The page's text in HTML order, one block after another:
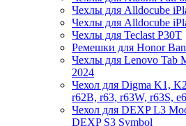
Чехлы для Alldocube
Чехлы для Alldocube
Чехлы для Teclast P30T
Ремешки для Honor
Чехлы для Lenovo Tab
2024
Чехол для Digma K1,
r62B, r63, r63W, r63S,
Чехол для DEXP L3
DEXP S3 Symbol